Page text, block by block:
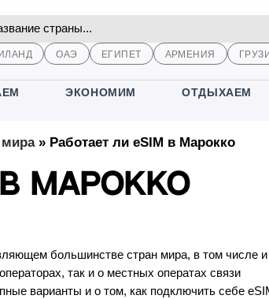
ОАЭ ЕГИПЕТ АРМЕНИЯ
ЭКОНОМИМ ОТДЫХАЕМ
мира» Работает ли eSIM в Марокко
в Марокко
большинстве стран мира, в том числе
так и о местных оператах связи
варианты и о том, как подключить себе